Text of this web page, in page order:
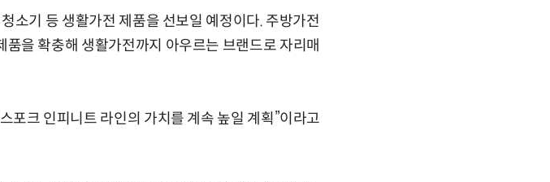
소기 등 생활가전 제품을 선보일 예정이다. 주방가전
을 확충해 생활가전까지 아우르는 브랜드로 자리매
포크 인피니트 라인의 가치를 계속 높일 계획”이라고